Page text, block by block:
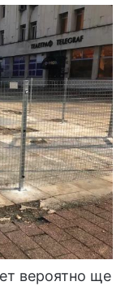
вероятно ще